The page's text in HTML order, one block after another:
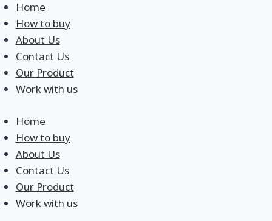
Skip
to
content
Home
How to buy
About Us
Contact Us
Our Product
Work with us
Home
How to buy
About Us
Contact Us
Our Product
Work with us